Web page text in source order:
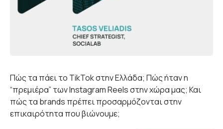
Πώς τα πάει το TikTok στην Ελλάδα; Πώς ήταν η
“πρεμιέρα” των Instagram Reels στην χώρα μας; Και
πώς τα brands πρέπει προσαρμόζονται στην
επικαιρότητα που βιώνουμε;